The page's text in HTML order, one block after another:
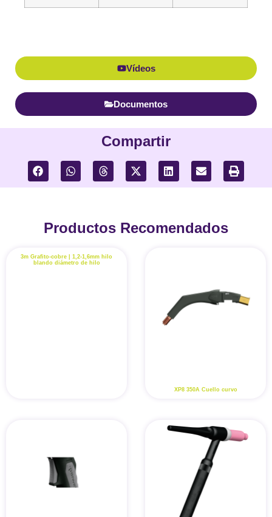
Vídeos
Documentos
Compartir
Productos Recomendados
3m Grafito-cobre | 1,2-1,6mm hilo
blando diámetro de hilo
XP8 350A Cuello curvo